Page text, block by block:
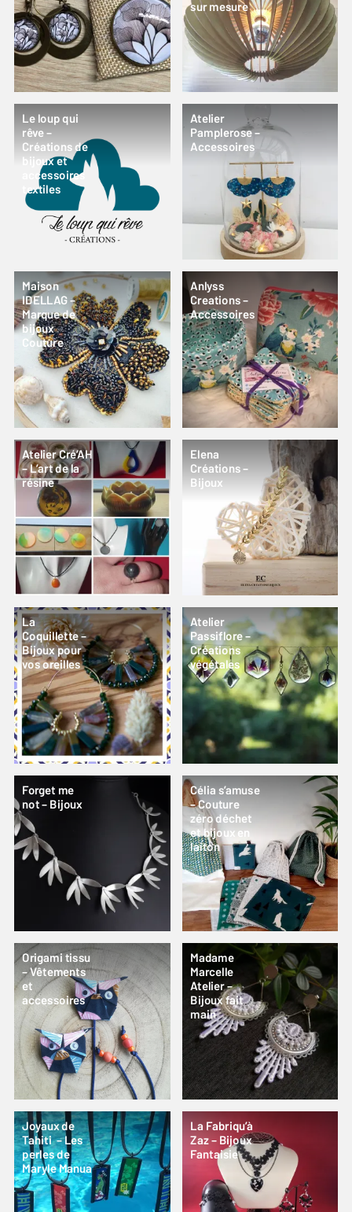
sur mesure
Le loup qui
rêve –
Créations de
bijoux et
accessoires
textiles
Atelier
Pamplerose –
Accessoires
Maison
IDELLAG –
Marque de
bijoux
Couture
Anlyss
Creations –
Accessoires
Atelier Cré’AH
– L’art de la
résine
Elena
Créations –
Bijoux
La
Coquillette –
Bijoux pour
vos oreilles
Atelier
Passiflore –
Créations
végétales
Forget me
not – Bijoux
Célia s’amuse
– Couture
zéro déchet
et bijoux en
laiton
Origami tissu
– Vêtements
et
accessoires
Madame
Marcelle
Atelier –
Bijoux fait
main
Joyaux de
Tahiti – Les
perles de
Maryle Manua
La Fabriqu’à
Zaz – Bijoux
Fantaisie